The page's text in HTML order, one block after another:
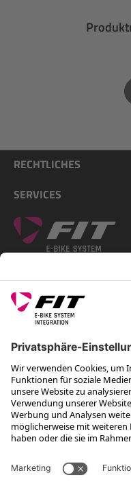
RECHTLICHES
SERVICES
*Unverbindliche
Rotax Bike